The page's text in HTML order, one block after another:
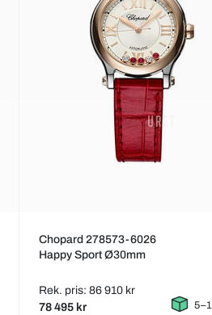
Chopard 278573-6026
Happy Sport Ø30mm
Rek. pris: 86 910 kr
78 495 kr